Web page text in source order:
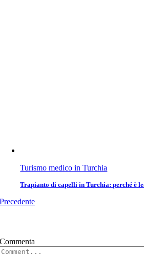
Turismo medico in Turchia
Trapianto di capelli in Turchia: perché è
Precedente
Commenta